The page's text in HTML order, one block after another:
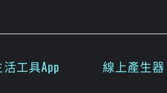
活工具App 線上產生器